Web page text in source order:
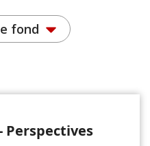
fond
Perspectives